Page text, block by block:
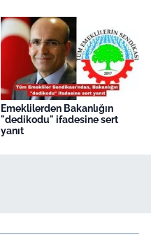
Emeklilerden Bakanlığın
"dedikodu" ifadesine sert
yanıt